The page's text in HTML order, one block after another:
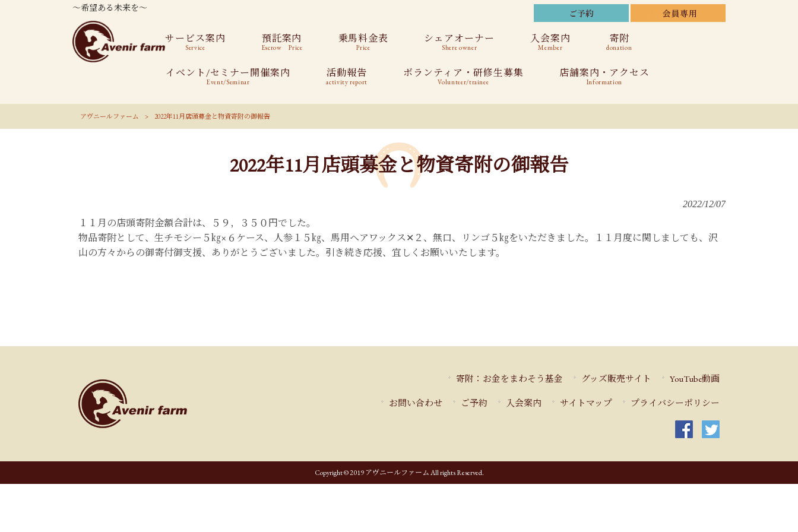
～希望ある未来を～
サービス案内
Service
預託案内
Escrow Price
乗馬料金表
Price
シェアオーナー
Shere owner
入会案内
Member
寄附
donation
イベント/セミナー開催案内
Event/Seminar
活動報告
activity report
ボランティア・研修生募集
Volunteer/trainee
店舗案内・アクセス
Information
アヴニールファーム > 2022年11月店頭募金と物資寄附の御報告
2022年11月店頭募金と物資寄附の御報告
2022/12/07
１１月の店頭寄附金額合計は、５９，３５０円でした。
物品寄附として、生チモシー５㎏×６ケース、人参１５㎏、馬用ヘアワックス✕２、無口、リンゴ５㎏をいただきました。
１１月度に関しましても、沢
山の方々からの御寄付御支援、ありがとうございました。引き続き応援、宜しくお願いいたします。
寄附：お金をまわそう基金 グッズ販売サイト YouTube動画
お問い合わせ ご予約 入会案内 サイトマップ プライバシーポリシー
Copyright © 2019 アヴニールファーム All rights Reserved.